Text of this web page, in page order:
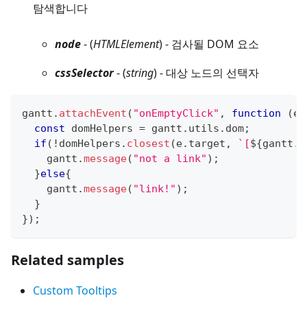
탐색합니다
node- (HTMLElement) - 검사될 DOM 요소
cssSelector- (string) - 대상 노드의 선택자
gantt . attachEvent ( "onEmptyClick" , function (e
const domHelpers = gantt . utils . dom;
if ( ! domHelpers . closest (e. target , ` [${gantt .
    gantt
.message( "not a link" ) ;
}else{
    gantt
.message( "link!" ) ;
}
}) ;
Related samples
Custom Tooltips